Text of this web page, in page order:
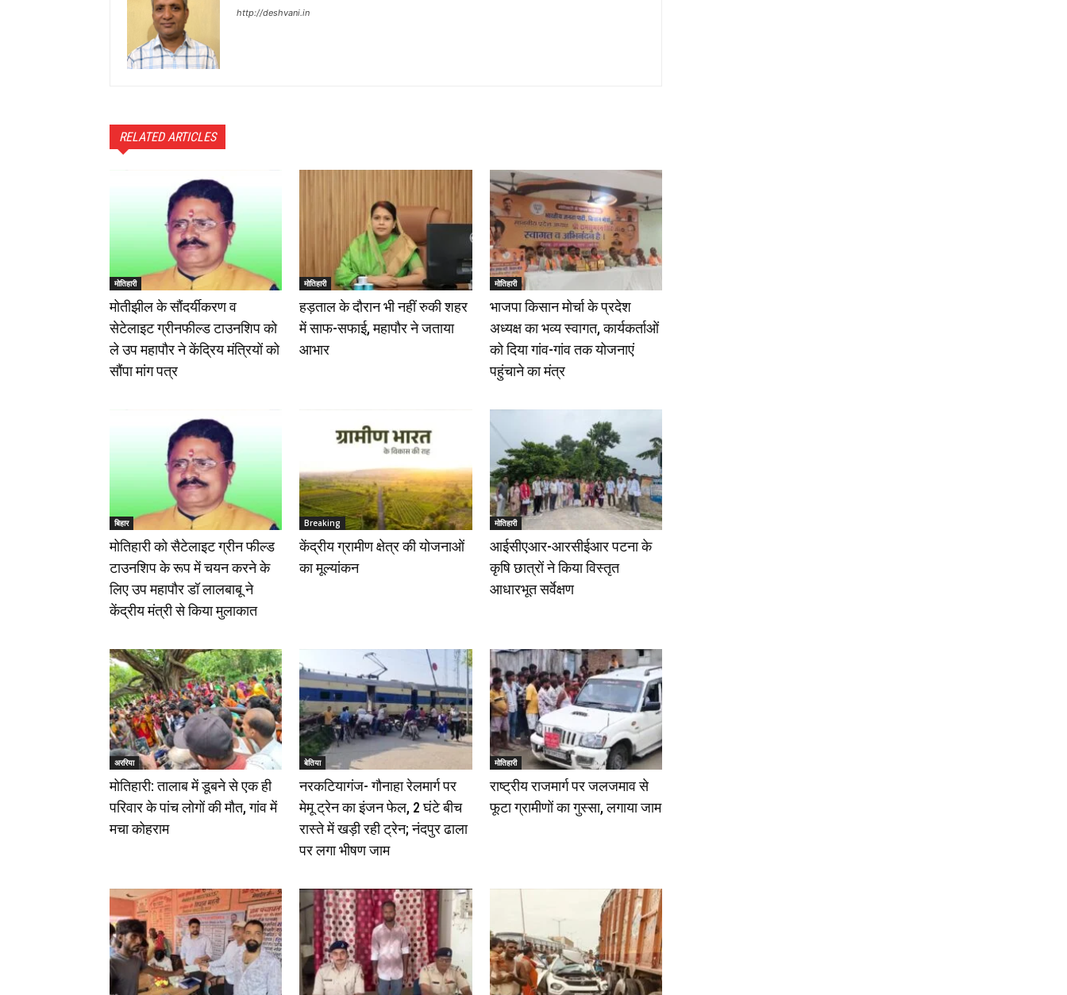
http://deshvani.in
RELATED ARTICLES
मोतिहारी
मोतीझील के सौंदर्यीकरण व
सेटेलाइट ग्रीनफील्ड टाउनशिप को
ले उप महापौर ने केंद्रिय मंत्रियों को
सौंपा मांग पत्र
मोतिहारी
हड़ताल के दौरान भी नहीं रुकी शहर
में साफ-सफाई, महापौर ने जताया
आभार
मोतिहारी
भाजपा किसान मोर्चा के प्रदेश
अध्यक्ष का भव्य स्वागत, कार्यकर्ताओं
को दिया गांव-गांव तक योजनाएं
पहुंचाने का मंत्र
बिहार
मोतिहारी को सैटेलाइट ग्रीन फील्ड
टाउनशिप के रूप में चयन करने के
लिए उप महापौर डॉ लालबाबू ने
केंद्रीय मंत्री से किया मुलाकात
Breaking
केंद्रीय ग्रामीण क्षेत्र की योजनाओं
का मूल्यांकन
मोतिहारी
आईसीएआर-आरसीईआर पटना के
कृषि छात्रों ने किया विस्तृत
आधारभूत सर्वेक्षण
अररिया
मोतिहारी: तालाब में डूबने से एक ही
परिवार के पांच लोगों की मौत, गांव में
मचा कोहराम
बेतिया
नरकटियागंज- गौनाहा रेलमार्ग पर
मेमू ट्रेन का इंजन फेल, 2 घंटे बीच
रास्ते में खड़ी रही ट्रेन; नंदपुर ढाला
पर लगा भीषण जाम
मोतिहारी
राष्ट्रीय राजमार्ग पर जलजमाव से
फूटा ग्रामीणों का गुस्सा, लगाया जाम